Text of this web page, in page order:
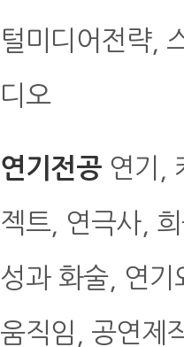
털미디어전략,
디오
연기전공연기,
젝트, 연극사,
성과 화술, 연
움직임, 공연제